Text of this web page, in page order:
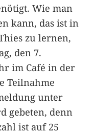
Wie man
kann, das ist in
zu lernen,
den 7.
im Café in der
Teilnahme
unter
gebeten, denn
ist auf 25